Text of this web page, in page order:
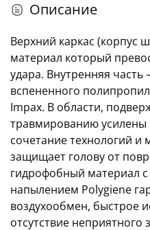
Описание
Верхний каркас (корпус
материал который
удара. Внутренняя часть
вспененного
Impax. В области,
травмированию усилены
сочетание технологий и
защищает голову от
гидрофобный материал
напылением Polygiene
воздухообмен, быстрое
отсутствие неприятного